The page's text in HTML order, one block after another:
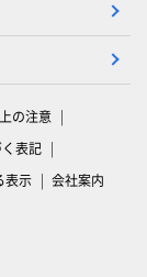
の注意
表記
表示 会社案内